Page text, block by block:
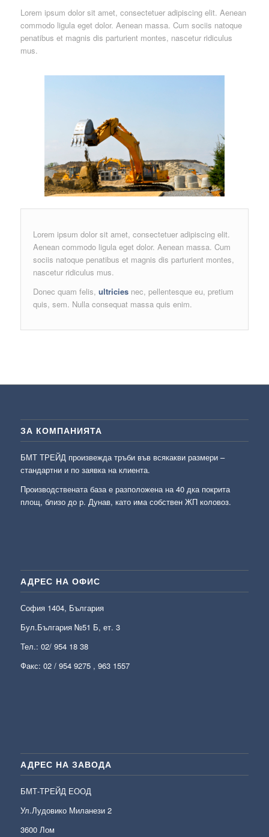
Lorem ipsum dolor sit amet, consectetuer adipiscing elit. Aenean
commodo ligula eget dolor. Aenean massa. Cum sociis natoque
penatibus et magnis dis parturient montes, nascetur ridiculus
mus.
Lorem ipsum dolor sit amet, consectetuer adipiscing elit.
Aenean commodo ligula eget dolor. Aenean massa. Cum
sociis natoque penatibus et magnis dis parturient montes,
nascetur ridiculus mus.
Donec quam felis, ultriciesnec, pellentesque eu, pretium
quis, sem. Nulla consequat massa quis enim.
ЗА КОМПАНИЯТА
БМТ ТРЕЙД произвежда тръби във всякакви размери –
стандартни и по заявка на клиента.
Производствената база е разположена на 40 дка покрита
площ, близо до р. Дунав, като има собствен ЖП коловоз.
АДРЕС НА ОФИС
София 1404, България
Бул.България №51 Б, ет. 3
Тел.: 02/ 954 18 38
Факс: 02 / 954 9275 , 963 1557
АДРЕС НА ЗАВОДА
БМТ-ТРЕЙД ЕООД
Ул.Лудовико Миланези 2
3600 Лом